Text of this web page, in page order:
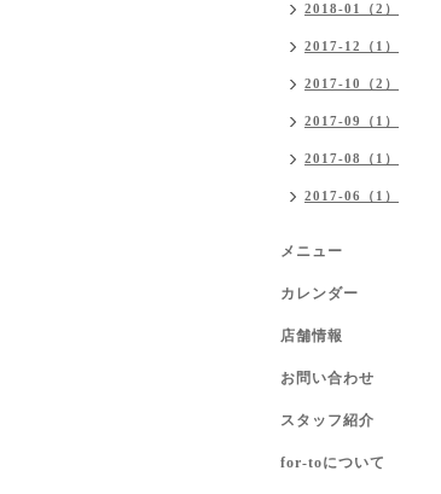
2018-01（2）
2017-12（1）
2017-10（2）
2017-09（1）
2017-08（1）
2017-06（1）
メニュー
カレンダー
店舗情報
お問い合わせ
スタッフ紹介
for-toについて